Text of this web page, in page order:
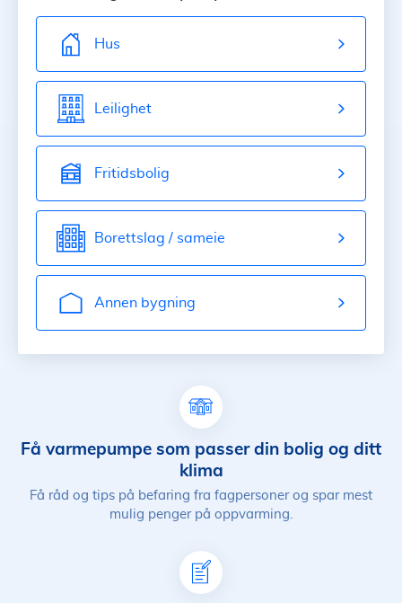
Hus
Leilighet
Fritidsbolig
Borettslag / sameie
Annen bygning
Få varmepumpe som passer din bolig og ditt
klima
Få råd og tips på befaring fra fagpersoner og spar mest
mulig penger på oppvarming.